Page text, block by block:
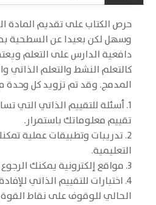
حرص الكتاب على تقديم المادة
وسهل لكن بعيدا عن السطحية
دافعية الدارس على التعلم
كالتعلم النشط والتعلم الذاتي
المدمج. وقد تم تزويد كل وحدة
1. أسئلة للتقييم الذاتي التي
تقييم معلوماتك باستمرار.
2. تدريبات وتطبيقات عملية
التعليمية.
3. مواقع إلكترونية يمكنك الرجوع إليها والإفادة منها.
4. اختبارات للتقييم الذاتي
الحالي للوقوف على نقاط